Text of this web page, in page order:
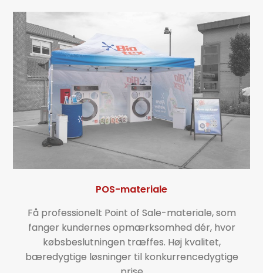
POS-materiale
Få professionelt Point of Sale-materiale, som
fanger kundernes opmærksomhed dér, hvor
købsbeslutningen træffes. Høj kvalitet,
bæredygtige løsninger til konkurrencedygtige